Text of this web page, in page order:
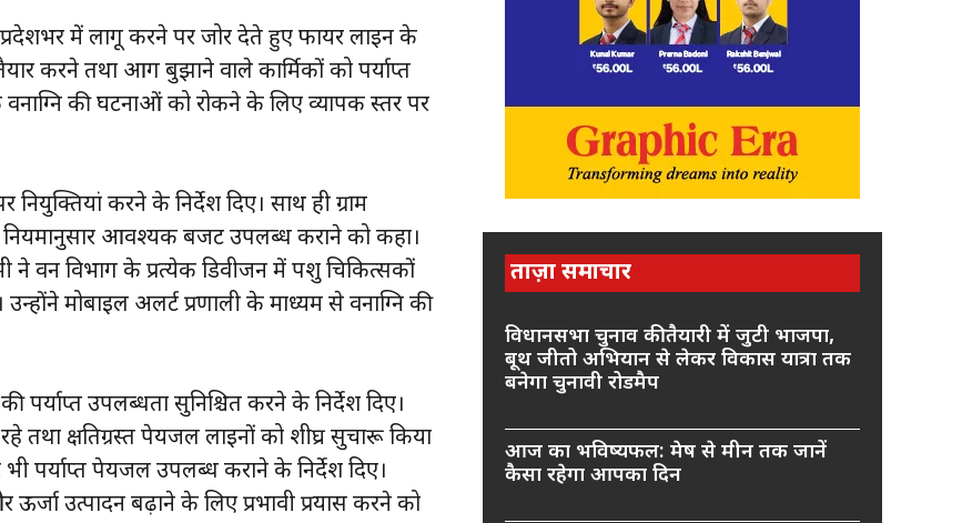
प्रदेशभर में लागू करने पर जोर देते हुए फायर लाइन के
करने तथा आग बुझाने वाले कार्मिकों को पर्याप्त
की घटनाओं को रोकने के लिए व्यापक स्तर पर
करने के निर्देश दिए। साथ ही ग्राम
नियमानुसार आवश्यक बजट उपलब्ध कराने को कहा।
ने वन विभाग के प्रत्येक डिवीजन में पशु चिकित्सकों
मोबाइल अलर्ट प्रणाली के माध्यम से वनाग्नि की
पर्याप्त उपलब्धता सुनिश्चित करने के निर्देश दिए।
तथा क्षतिग्रस्त पेयजल लाइनों को शीघ्र सुचारू किया
भी पर्याप्त पेयजल उपलब्ध कराने के निर्देश दिए।
ऊर्जा उत्पादन बढ़ाने के लिए प्रभावी प्रयास करने को
ताज़ा समाचार
विधानसभा चुनाव की तैयारी में जुटी भाजपा,
बूथ जीतो अभियान से लेकर विकास यात्रा तक
बनेगा चुनावी रोडमैप
आज का भविष्यफल: मेष से मीन तक जानें
कैसा रहेगा आपका दिन